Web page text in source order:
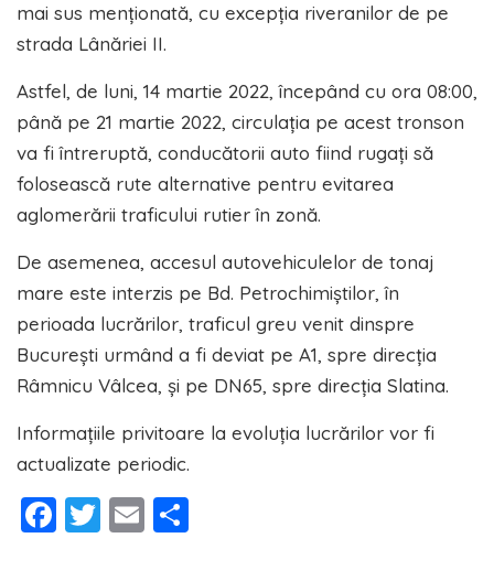
mai sus menționată, cu excepția riveranilor de pe
strada Lânăriei II.
Astfel, de luni, 14 martie 2022, începând cu ora 08:00,
până pe 21 martie 2022, circulația pe acest tronson
va fi întreruptă, conducătorii auto fiind rugați să
folosească rute alternative pentru evitarea
aglomerării traficului rutier în zonă.
De asemenea, accesul autovehiculelor de tonaj
mare este interzis pe Bd. Petrochimiștilor, în
perioada lucrărilor, traficul greu venit dinspre
București urmând a fi deviat pe A1, spre direcția
Râmnicu Vâlcea, și pe DN65, spre direcția Slatina.
Informațiile privitoare la evoluția lucrărilor vor fi
actualizate periodic.
Facebook
Twitter
Email